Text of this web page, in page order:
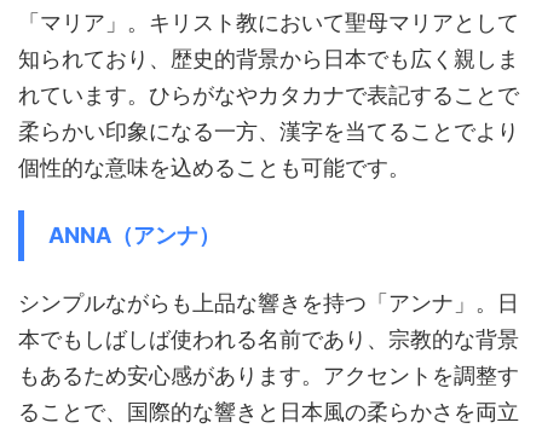
「マリア」。キリスト教において聖母マリアとして
知られており、歴史的背景から日本でも広く親しま
れています。ひらがなやカタカナで表記することで
柔らかい印象になる一方、漢字を当てることでより
個性的な意味を込めることも可能です。
ANNA（アンナ）
シンプルながらも上品な響きを持つ「アンナ」。日
本でもしばしば使われる名前であり、宗教的な背景
もあるため安心感があります。アクセントを調整す
ることで、国際的な響きと日本風の柔らかさを両立